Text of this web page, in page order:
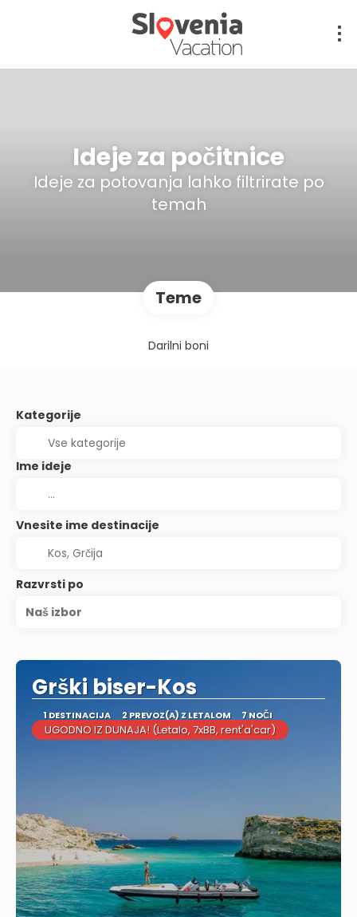
Ideje za počitnice
Ideje za potovanja lahko filtrirate po
temah
Teme
Darilni boni
Kategorije
Ime ideje
Vnesite ime destinacije
Razvrsti po
Naš izbor
Grški biser-Kos
1 DESTINACIJA 2 PREVOZ(A) Z LETALOM 7 NOČI
UGODNO IZ DUNAJA! (Letalo, 7xBB, rent'a'car)